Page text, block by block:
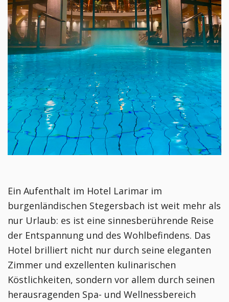
Ein Aufenthalt im Hotel Larimar im
burgenländischen Stegersbach ist weit mehr als
nur Urlaub: es ist eine sinnesberührende Reise
der Entspannung und des Wohlbefindens. Das
Hotel brilliert nicht nur durch seine eleganten
Zimmer und exzellenten kulinarischen
Köstlichkeiten, sondern vor allem durch seinen
herausragenden Spa- und Wellnessbereich